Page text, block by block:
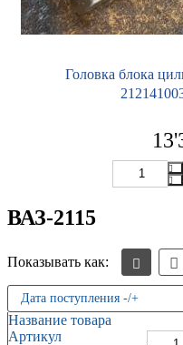
Головка блока
ВАЗ-2115
Показывать как:
Дата поступления -/+
Название товара
Артикул